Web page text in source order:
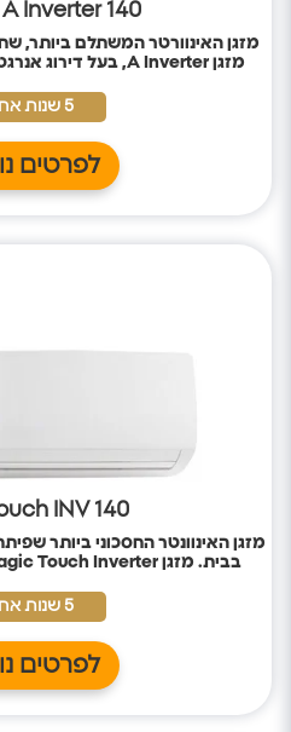
A Inverter 140
מזגן A Inverter, בעל דירוג אנרגטי A++, בעל תקינה אירופית,
5 שנות אחריות
לפרטים
INV 140
מזגן האינוונטר החסכוני ביותר
בבית. מזגןTouch Inverter
בעל תקינה אירופית,
לחיסכון
5 שנות אחריות
לפרטים